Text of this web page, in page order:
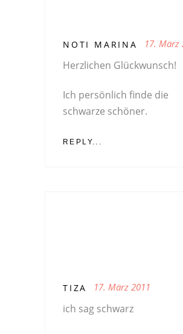
NOTI MARINA 17. März
Herzlichen Glückwunsch!
Ich persönlich finde die
schwarze schöner.
REPLY...
TIZA 17. März 2011
ich sag schwarz